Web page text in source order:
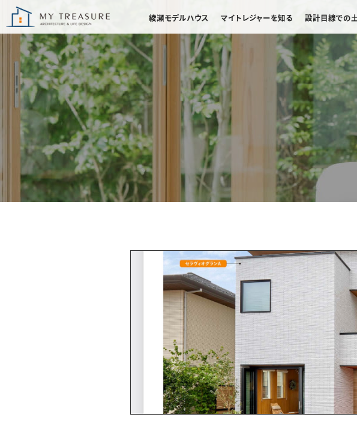
綾瀬モデルハウス マイトレジャーを知る 設計目線での